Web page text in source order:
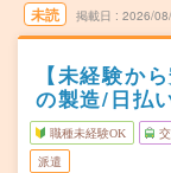
未読 掲載日 2026/
【未経験か
の製造/日払
職種未経験OK
派遣